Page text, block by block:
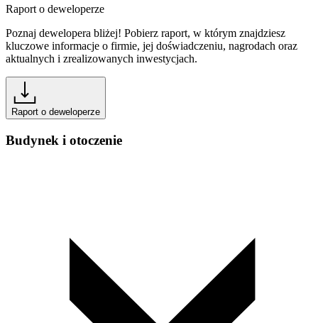
Raport o deweloperze
Poznaj dewelopera bliżej! Pobierz raport, w którym znajdziesz
kluczowe informacje o firmie, jej doświadczeniu, nagrodach oraz
aktualnych i zrealizowanych inwestycjach.
Raport o deweloperze
Budynek i otoczenie